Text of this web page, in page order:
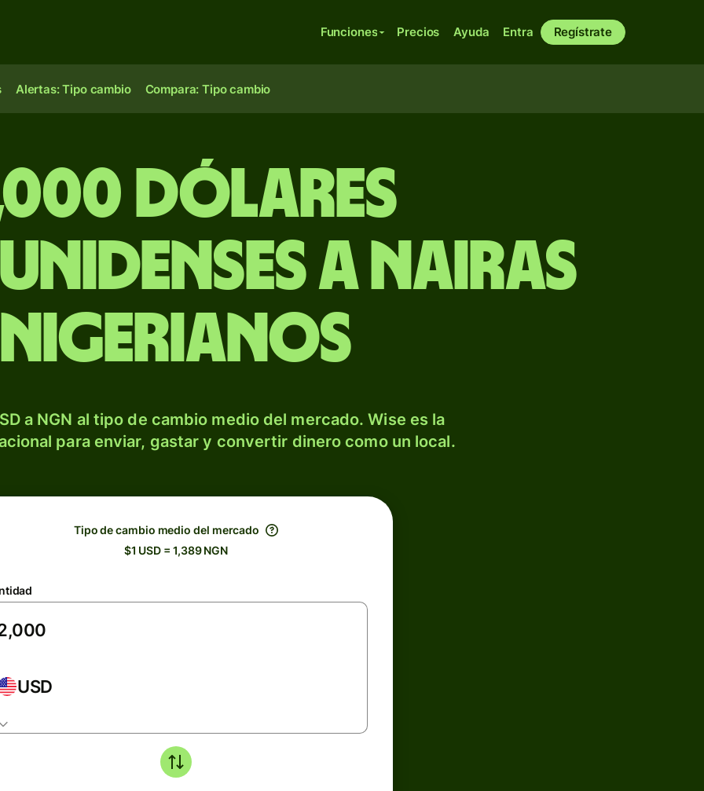
Funciones Precios Ayuda Entra Regístrate
Alertas: Tipo cambio Compara: Tipo cambio
dólares
a nairas
nigerianos
a NGN al tipo de cambio medio del mercado. Wise es la
para enviar, gastar y convertir dinero como un local.
Tipo de cambio medio del mercado
$1 USD = 1,389 NGN
USD